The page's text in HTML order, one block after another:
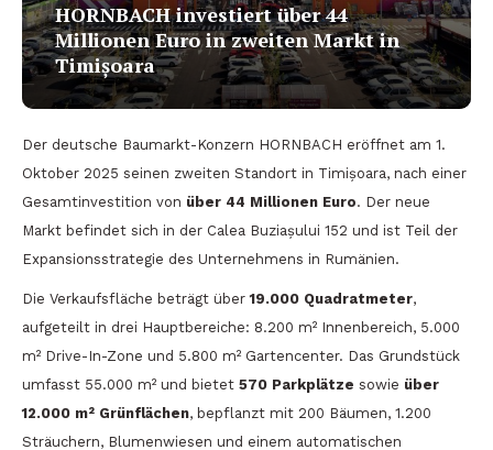
HORNBACH investiert über 44
Millionen Euro in zweiten Markt in
Timișoara
Der deutsche Baumarkt-Konzern HORNBACH eröffnet am 1.
Oktober 2025 seinen zweiten Standort in Timișoara, nach einer
Gesamtinvestition von über 44 Millionen Euro. Der neue
Markt befindet sich in der Calea Buziașului 152 und ist Teil der
Expansionsstrategie des Unternehmens in Rumänien.
Die Verkaufsfläche beträgt über19.000 Quadratmeter,
aufgeteilt in drei Hauptbereiche: 8.200 m² Innenbereich, 5.000
m² Drive-In-Zone und 5.800 m² Gartencenter. Das Grundstück
umfasst 55.000 m² und bietet 570 Parkplätze sowie über
12.000 m² Grünflächen, bepflanzt mit 200 Bäumen, 1.200
Sträuchern, Blumenwiesen und einem automatischen